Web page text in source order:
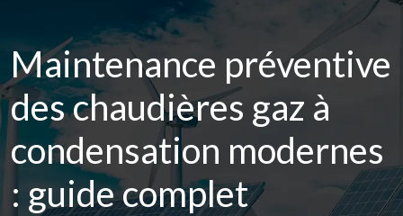
Maintenance préventive
des chaudières gaz à
condensation modernes
: guide complet